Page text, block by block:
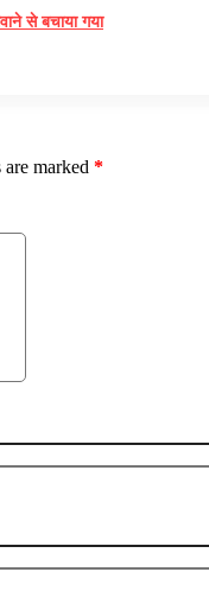
से बचाया गया
marked *